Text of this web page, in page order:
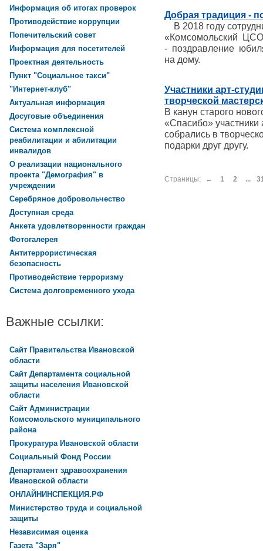
Добрая традиция -
В 2018 году
«Комсомольский
- поздравление
на дому.
Участники арт-
творческой
В канун старого
«Спасибо» участники
собрались в
подарки друг другу.
Страницы: ← 1 2 ...
Информация об итогах проверок
Противодействие коррупции
Попечительский совет
Информация для посетителей
Проектная деятельность
Пункт "Социальное такси"
"Интернет-клуб"
Актуальная информация
Досуговые объединения
Система комплексной
реабилитации и абилитации
инвалидов
О реализации национального
проекта "Демография" в
учреждении
Серебряное добровольчество
Доступная среда
Анкета удовлетворенности граждан
Фотогалерея
Антитеррористическая
безопасность
Противодействие терроризму
Система долговременного ухода
Важные ссылки:
Сайт Правительства Ивановской
области
Сайт Департамента социальной
защиты населения Ивановской
области
Сайт Администрации
Комсомольского муниципального
района
Прокуратура Ивановской области
Социальный Фонд России
Департамент здравоохранения
Ивановской области
ОНЛАЙНИНСПЕКЦИЯ.РФ
Министерство труда и социальной
защиты
Независимая оценка
Газета "Заря"